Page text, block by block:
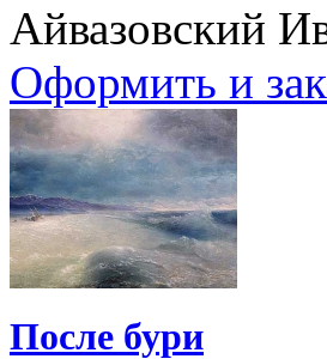
Айвазовский
Оформить и
После бури